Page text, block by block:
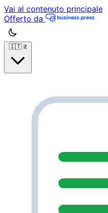
Vai al contenuto principale
Offerto da
🇮🇹 it